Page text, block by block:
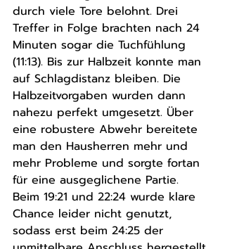
durch viele Tore belohnt. Drei
Treffer in Folge brachten nach 24
Minuten sogar die Tuchfühlung
(11:13). Bis zur Halbzeit konnte man
auf Schlagdistanz bleiben. Die
Halbzeitvorgaben wurden dann
nahezu perfekt umgesetzt. Über
eine robustere Abwehr bereitete
man den Hausherren mehr und
mehr Probleme und sorgte fortan
für eine ausgeglichene Partie.
Beim 19:21 und 22:24 wurde klare
Chance leider nicht genutzt,
sodass erst beim 24:25 der